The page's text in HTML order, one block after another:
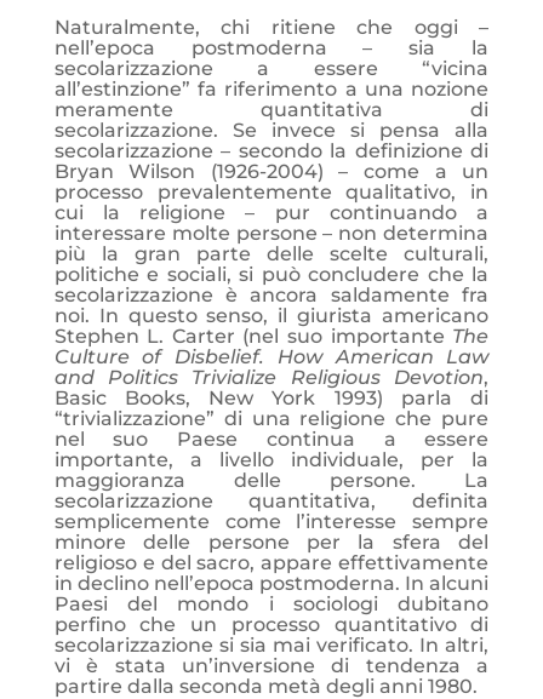
Naturalmente, chi ritiene che oggi –
nell’epoca postmoderna – sia la
secolarizzazione a essere “vicina
all’estinzione” fa riferimento a una nozione
meramente quantitativa di
secolarizzazione. Se invece si pensa alla
secolarizzazione – secondo la definizione di
Bryan Wilson (1926-2004) – come a un
processo prevalentemente qualitativo, in
cui la religione – pur continuando a
interessare molte persone – non determina
più la gran parte delle scelte culturali,
politiche e sociali, si può concludere che la
secolarizzazione è ancora saldamente fra
noi. In questo senso, il giurista americano
Stephen L. Carter (nel suo importante The
Culture of Disbelief. How American Law
and Politics Trivialize Religious Devotion,
Basic Books, New York 1993) parla di
“trivializzazione” di una religione che pure
nel suo Paese continua a essere
importante, a livello individuale, per la
maggioranza delle persone. La
secolarizzazione quantitativa, definita
semplicemente come l’interesse sempre
minore delle persone per la sfera del
religioso e del sacro, appare effettivamente
in declino nell’epoca postmoderna. In alcuni
Paesi del mondo i sociologi dubitano
perfino che un processo quantitativo di
secolarizzazione si sia mai verificato. In altri,
vi è stata un’inversione di tendenza a
partire dalla seconda metà degli anni 1980.